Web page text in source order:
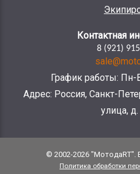
Контактная
8 (921)
График работы: Пн-
Адрес: Россия, Санкт-
улица,
© 2002-2026
Политика обработки